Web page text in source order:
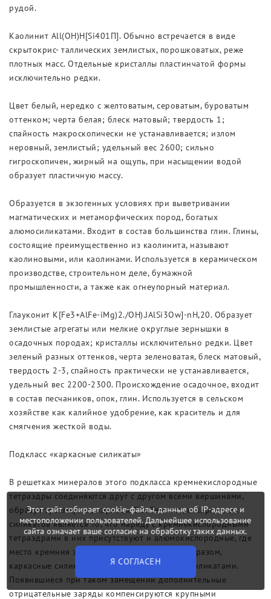
рудой.
Каолинит All(OH)H[Si401П]. Обычно встречается в виде
скрытокрис- таллических землистых, порошковатых, реже
плотных масс. Отдельные кристаллы пластинчатой формы
исключительно редки.
Цвет белый, нередко с желтоватым, сероватым, буроватым
оттенком; черта белая; блеск матовый; твердость 1;
спайность макроскопически не устанавливается; излом
неровный, землистый; удельный вес 2600; сильно
гигроскопичен, жирный на ощупь, при насыщении водой
образует пластичную массу.
Образуется в экзогенных условиях при выветривании
магматических и метаморфических пород, богатых
алюмосиликатами. Входит в состав большинства глин. Глины,
состоящие преимущественно из каолинита, называют
каолиновыми, или каолинами. Используется в керамическом
производстве, строительном деле, бумажной
промышленности, а также как огнеупорный материал.
Глауконит K[Fe3+AlFe-iMg)2./OH).JAlSi3Ow]-nH,20. Образует
землистые агрегаты или мелкие округлые зернышки в
осадочных породах; кристаллы исключительно редки. Цвет
зеленый разных оттенков, черта зеленоватая, блеск матовый,
твердость 2-3, спайность практически не устанавливается,
удельный вес 2200-2300. Происхождение осадочное, входит
в состав песчаников, опок, глин. Используется в сельском
хозяйстве как калийное удобрение, как краситель и для
смягчения жесткой воды.
Подкласс «каркасные силикаты»
В решетках минералов этого подкласса кремнекислородные
тетраэдры соединяются друг с другом всеми вершинами,
образуя трехмерные каркасы. Особенностью каркасных
силикатов является то, что наряду с кремнекислородными
тетраэдрами в них присутствуют и алюмокислородные, где
место кремния занимает алюминий. Таким образом,
каркасные силикаты всегда являются алюмосиликатами.
Появившиеся при таком замещении дополнительные
отрицательные заряды компенсируются крупными
Этот сайт собирает cookie-файлы, данные об IP-адресе и
местоположении пользователей. Дальнейшее использование
сайта означает ваше согласие на обработку таких данных.
Я СОГЛАСЕН